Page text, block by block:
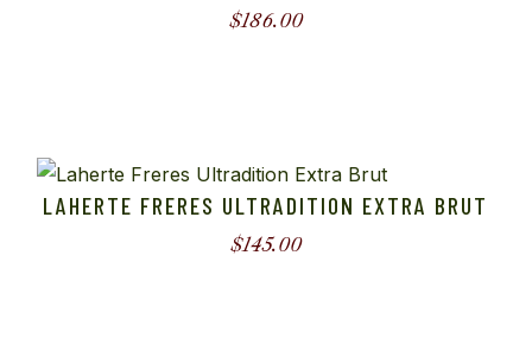
$186.00
LAHERTE FRERES ULTRADITION EXTRA BRUT
$145.00